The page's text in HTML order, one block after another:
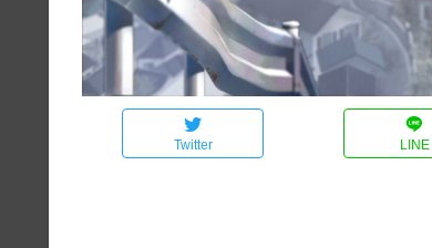
Twitter LINE